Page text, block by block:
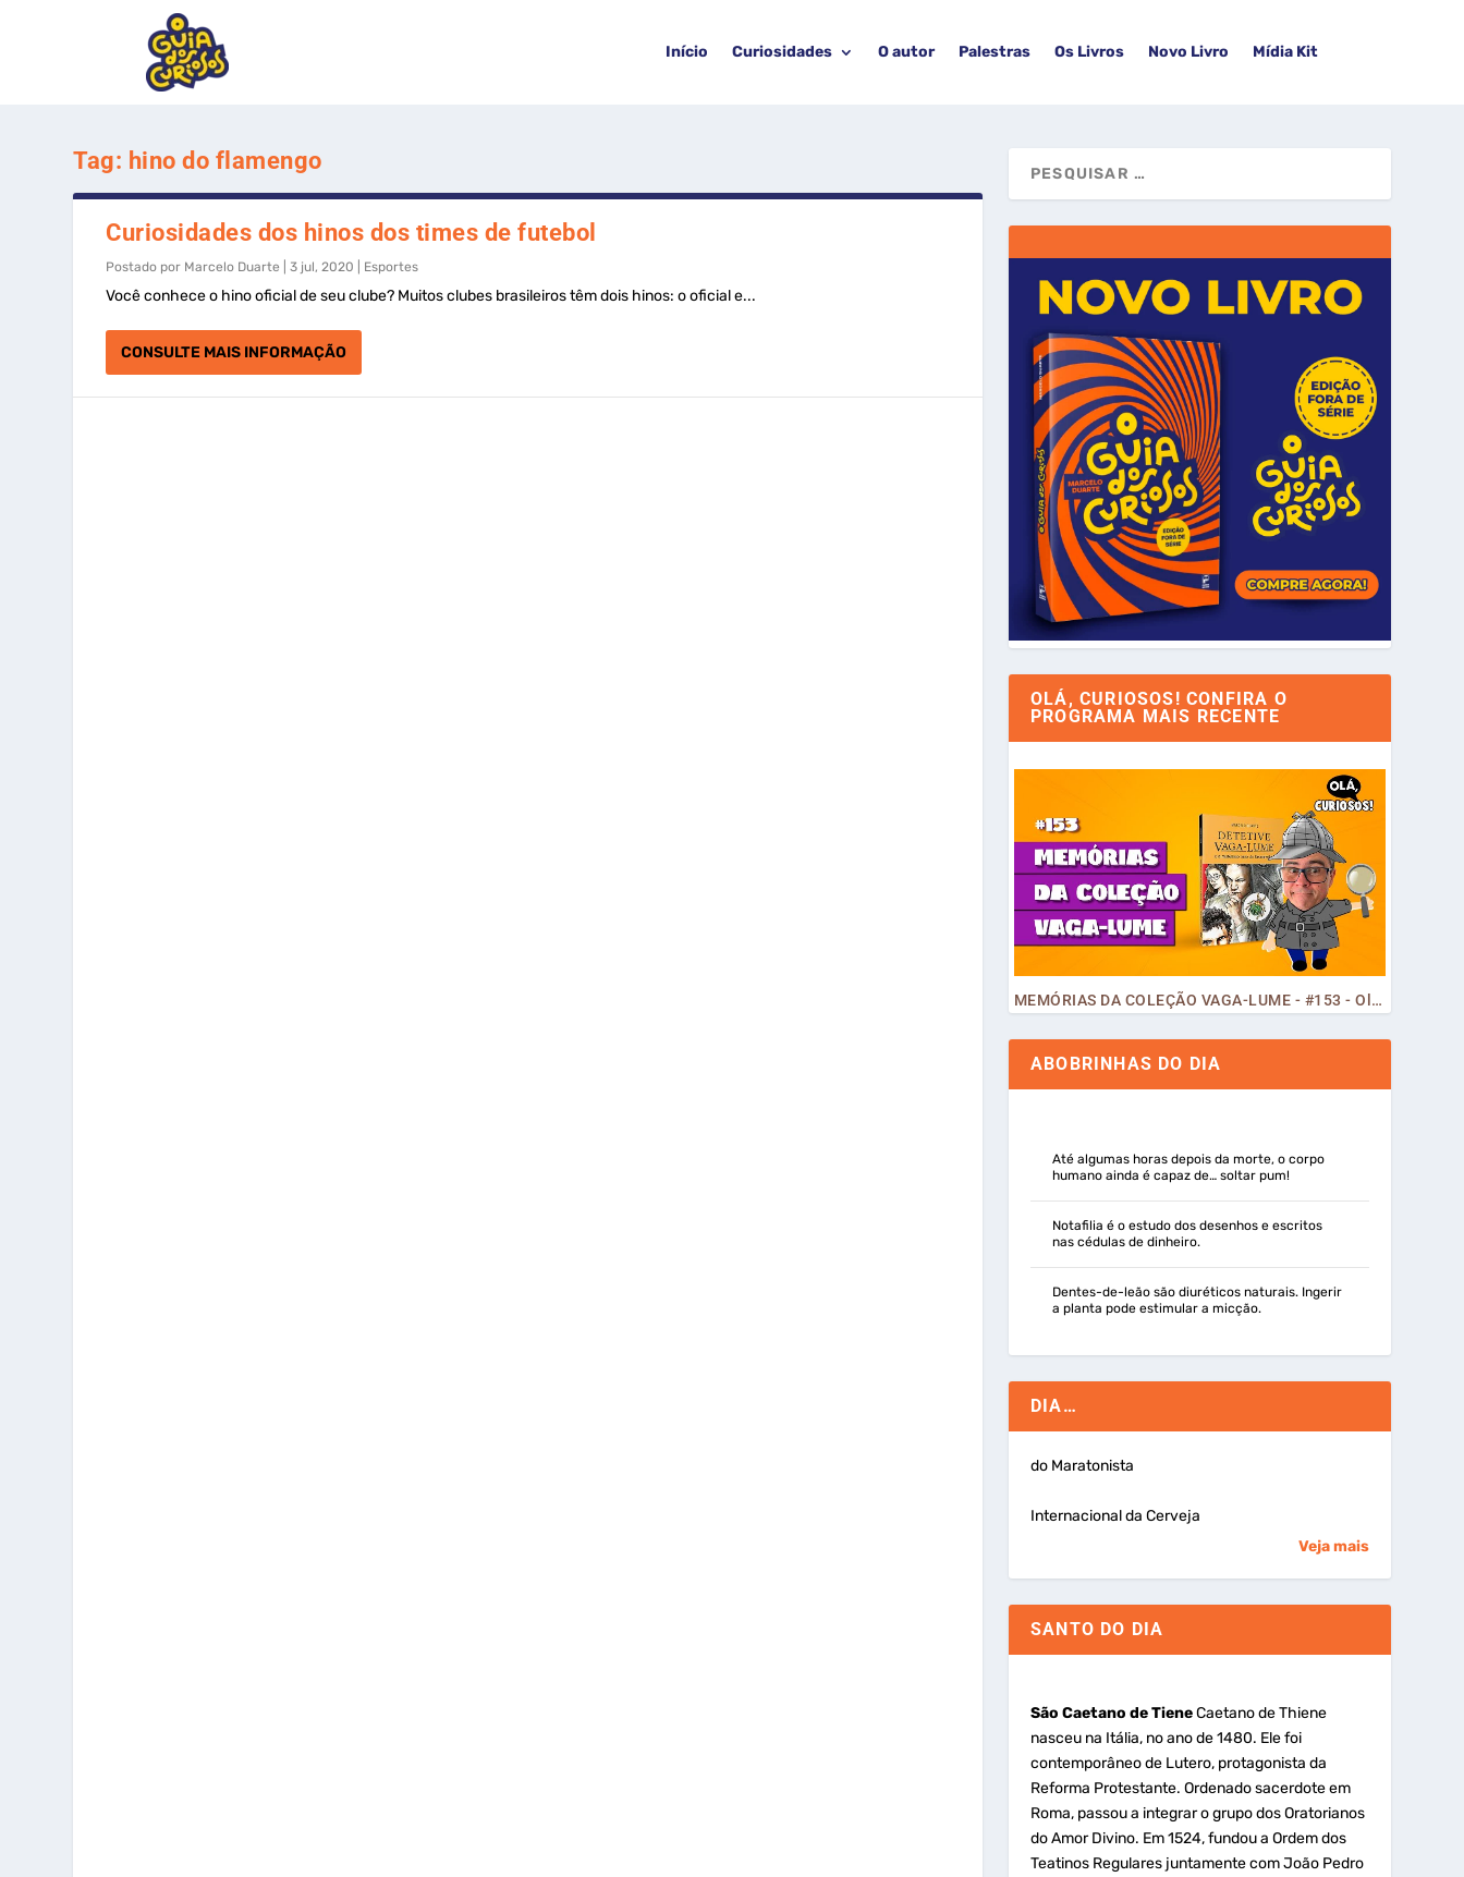
Início Curiosidades O autor Palestras Os Livros Novo Livro Mídia Kit
Tag: hino do flamengo
Curiosidades dos hinos dos times de futebol
Postado por Marcelo Duarte |3 jul, 2020 Esportes
Você conhece o hino oficial de seu clube? Muitos clubes brasileiros têm dois hinos: o oficial e...
CONSULTE MAIS INFORMAÇÃO
OLÁ, CURIOSOS! CONFIRA O
PROGRAMA MAIS RECENTE
MEMÓRIAS DA COLEÇÃO VAGA-LUME - #153 - Olá, Curiosos! 2023
ABOBRINHAS DO DIA
Até algumas horas depois da morte, o corpo
humano ainda é capaz de… soltar pum!
Notafilia é o estudo dos desenhos e escritos
nas cédulas de dinheiro.
Dentes-de-leão são diuréticos naturais. Ingerir
a planta pode estimular a micção.
DIA…
do Maratonista
Internacional da Cerveja
Veja mais
SANTO DO DIA
São Caetano de TieneCaetano de Thiene
nasceu na Itália, no ano de 1480. Ele foi
contemporâneo de Lutero, protagonista da
Reforma Protestante. Ordenado sacerdote em
Roma, passou a integrar o grupo dos Oratorianos
do Amor Divino. Em 1524, fundou a Ordem dos
Teatinos Regulares juntamente com João Pedro